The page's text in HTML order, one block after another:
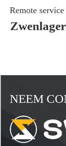
Remote
NEEM